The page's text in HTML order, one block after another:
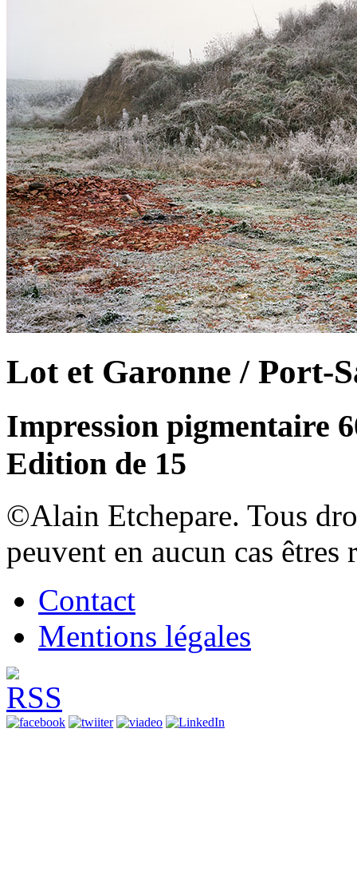
Lot et Garonne / Port-
Impression pigmentaire
Edition de 15
©Alain Etchepare. Tous
peuvent en aucun cas
Contact
Mentions légales